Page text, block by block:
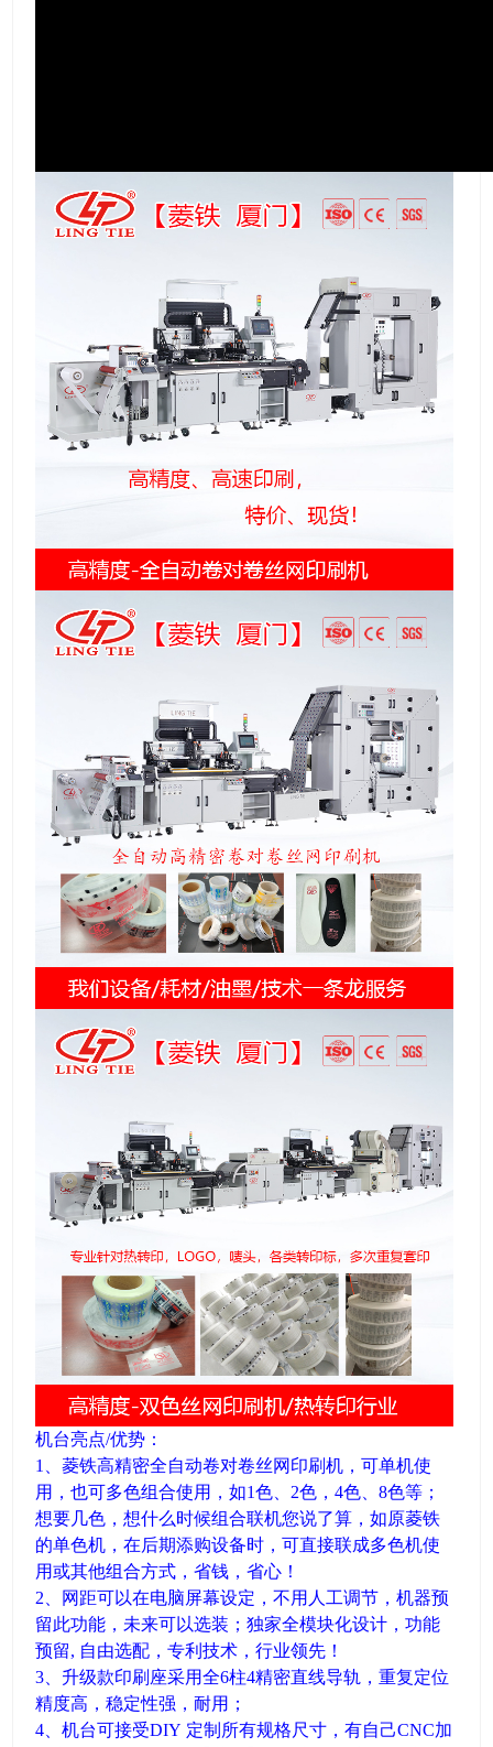
机台亮点/优势：
1、菱铁高精密全自动卷对卷丝网印刷机，可单机使
用，也可多色组合使用，如1色、2色，4色、8色等；
想要几色，想什么时候组合联机您说了算，如原菱铁
的单色机，在后期添购设备时，可直接联成多色机使
用或其他组合方式，省钱，省心！
2、网距可以在电脑屏幕设定，不用人工调节，机器预
留此功能，未来可以选装；独家全模块化设计，功能
预留, 自由选配，专利技术，行业领先！
3、升级款印刷座采用全6柱4精密直线导轨，重复定位
精度高，稳定性强，耐用；
4、机台可接受DIY 定制所有规格尺寸，有自己CNC加